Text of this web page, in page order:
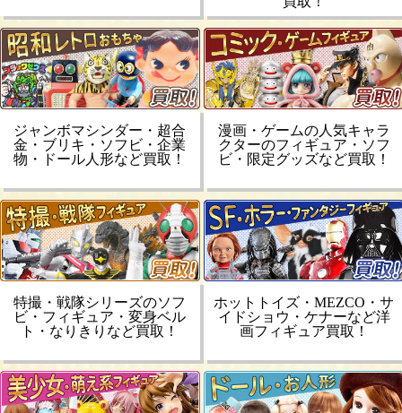
ジャンボマシンダー・超合
金・ブリキ・ソフビ・企業
物・ドール人形など買取！
漫画・ゲームの人気キャラ
クターのフィギュア・ソフ
ビ・限定グッズなど買取！
特撮・戦隊シリーズのソフ
ビ・フィギュア・変身ベル
ト・なりきりなど買取！
ホットトイズ・MEZCO・サ
イドショウ・ケナーなど洋
画フィギュア買取！